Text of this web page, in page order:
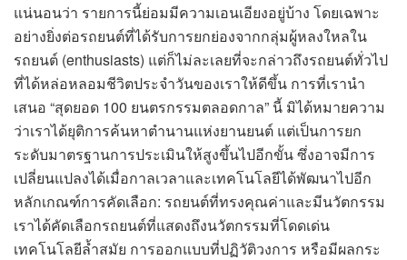
แน่นอนว่า รายการนี้ย่อมมีความเอนเอียงอยู่บ้าง โดยเฉพาะ
อย่างยิ่งต่อรถยนต์ที่ได้รับการยกย่องจากกลุ่มผู้หลงใหลใน
รถยนต์ (enthusiasts) แต่ก็ไม่ละเลยที่จะกล่าวถึงรถยนต์ทั่วไป
ที่ได้หล่อหลอมชีวิตประจำวันของเราให้ดีขึ้น การที่เรานำ
เสนอ “สุดยอด 100 ยนตรกรรมตลอดกาล” นี้ มิได้หมายความ
ว่าเราได้ยุติการค้นหาตำนานแห่งยานยนต์ แต่เป็นการยก
ระดับมาตรฐานการประเมินให้สูงขึ้นไปอีกขั้น ซึ่งอาจมีการ
เปลี่ยนแปลงได้เมื่อกาลเวลาและเทคโนโลยีได้พัฒนาไปอีก
หลักเกณฑ์การคัดเลือก: รถยนต์ที่ทรงคุณค่าและมีนวัตกรรม
เราได้คัดเลือกรถยนต์ที่แสดงถึงนวัตกรรมที่โดดเด่น
เทคโนโลยีล้ำสมัย การออกแบบที่ปฏิวัติวงการ หรือมีผลกระ